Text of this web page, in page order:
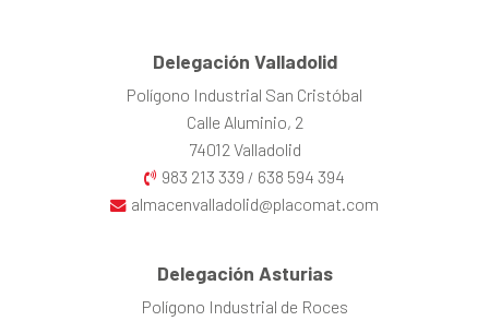
Delegación Valladolid
Polígono Industrial San Cristóbal
Calle Aluminio, 2
74012 Valladolid
983 213 339 / 638 594 394
almacenvalladolid@placomat.com
Delegación Asturias
Polígono Industrial de Roces